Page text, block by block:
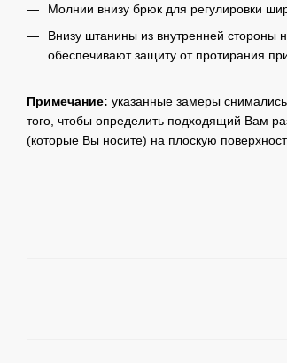
Молнии внизу брюк для регулировки
Внизу штанины из внутренней стороны
обеспечивают защиту от протирания
Примечание: указанные замеры
того, чтобы определить подходящий Вам
(которые Вы носите) на плоскую